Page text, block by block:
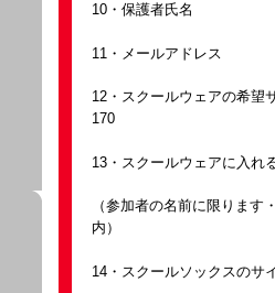
10・保護者氏名
11・メールアドレス
12・スクールウェアの希望
170
13・スクールウェアに入れ
（参加者の名前に限りま
内）
14・スクールソックス